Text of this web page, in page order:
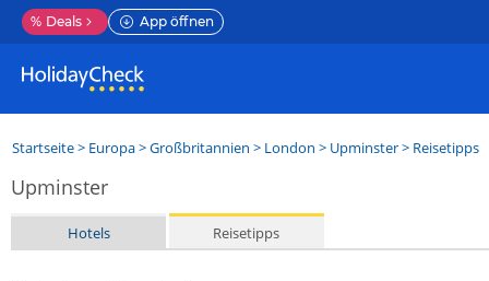
% Deals App öffnen
Startseite> Europa>Großbritannien > London > Upminster> Reisetipps
Upminster
Hotels Reisetipps